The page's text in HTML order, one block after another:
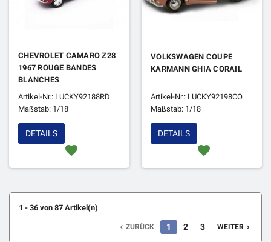
CHEVROLET CAMARO Z28
1967 ROUGE BANDES
BLANCHES
Artikel-Nr.: LUCKY92188RD
Maßstab: 1/18
favorite
DETAILS
VOLKSWAGEN COUPE
KARMANN GHIA CORAIL
Artikel-Nr.: LUCKY92198CO
Maßstab: 1/18
favorite
DETAILS
1 - 36 von 87 Artikel(n)
 ZURÜCK 1 2 3 WEITER 